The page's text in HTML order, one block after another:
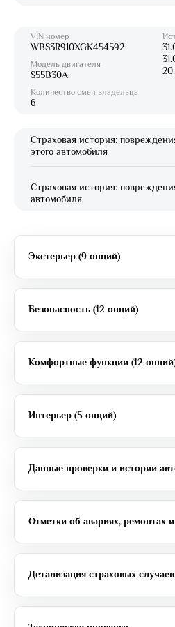
VIN номер
WBS3R910XGK454592
Модель двигателя
S55B30A
Количество смен владельца
6
Страховая история:
этого автомобиля
Страховая история:
автомобиля
Экстерьер (9 опций)
Безопасность (12 опций)
Комфортные функции (12
Интерьер (5 опций)
Данные проверки и истории
Отметки об авариях, ремонтах
Детализация страховых